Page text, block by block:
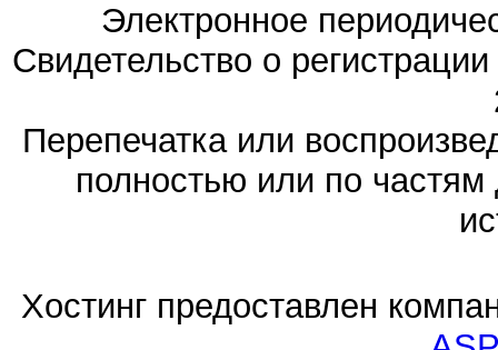
Электронное
Свидетельство о
Перепечатка или
полностью или по частям
Хостинг предоставлен